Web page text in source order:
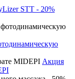
STT - 20%
Акция